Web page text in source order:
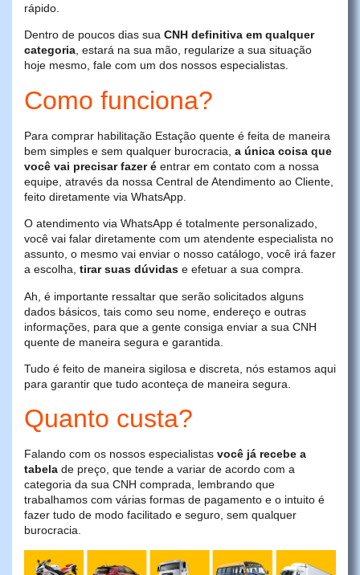
rápido.
Dentro de poucos dias sua CNH definitiva em qualquer
categoria, estará na sua mão, regularize a sua situação
hoje mesmo, fale com um dos nossos especialistas.
Como funciona?
Para comprar habilitação Estação quente é feita de maneira
bem simples e sem qualquer burocracia, a única coisa que
você vai precisar fazer é entrar em contato com a nossa
equipe, através da nossa Central de Atendimento ao Cliente,
feito diretamente via WhatsApp.
O atendimento via WhatsApp é totalmente personalizado,
você vai falar diretamente com um atendente especialista no
assunto, o mesmo vai enviar o nosso catálogo, você irá fazer
a escolha, tirar suas dúvidas e efetuar a sua compra.
Ah, é importante ressaltar que serão solicitados alguns
dados básicos, tais como seu nome, endereço e outras
informações, para que a gente consiga enviar a sua CNH
quente de maneira segura e garantida.
Tudo é feito de maneira sigilosa e discreta, nós estamos aqui
para garantir que tudo aconteça de maneira segura.
Quanto custa?
Falando com os nossos especialistas você já recebe a
tabela de preço, que tende a variar de acordo com a
categoria da sua CNH comprada, lembrando que
trabalhamos com várias formas de pagamento e o intuito é
fazer tudo de modo facilitado e seguro, sem qualquer
burocracia.